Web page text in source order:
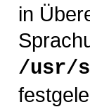
in
/usr/